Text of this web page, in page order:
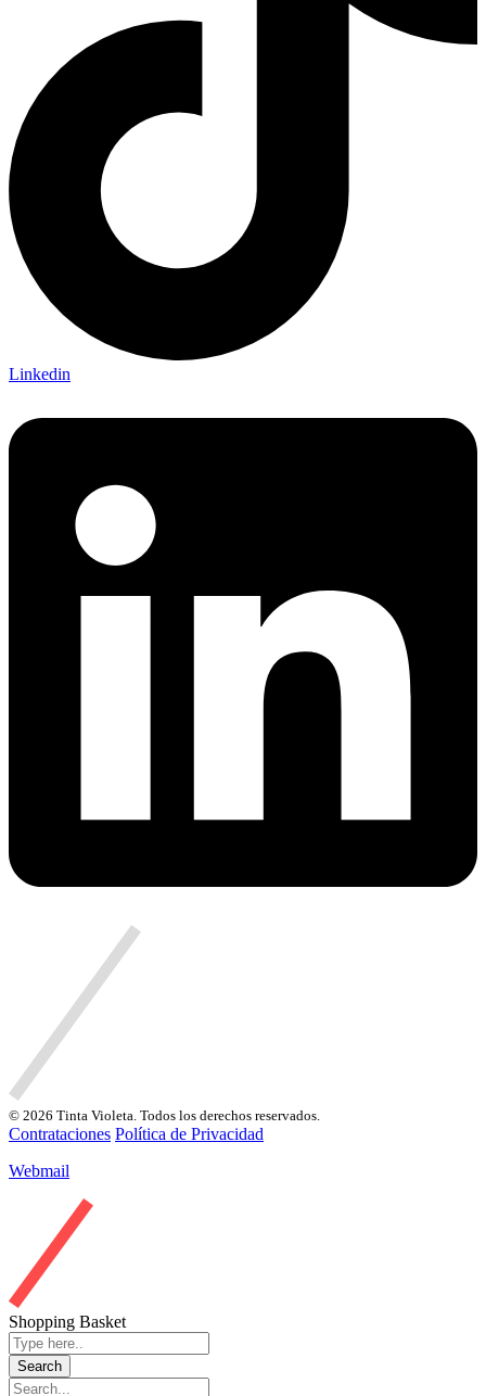
Linkedin
© 2026 Tinta Violeta. Todos los derechos reservados.
Contrataciones Política de Privacidad
Webmail
Shopping Basket